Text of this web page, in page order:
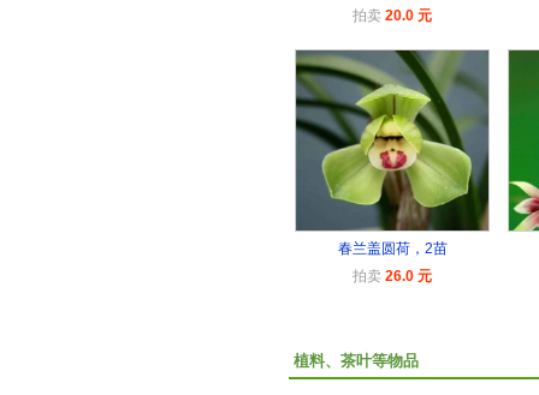
拍卖 20.0 元
春兰盖圆荷，2苗
拍卖 26.0 元
植料、茶叶等物品